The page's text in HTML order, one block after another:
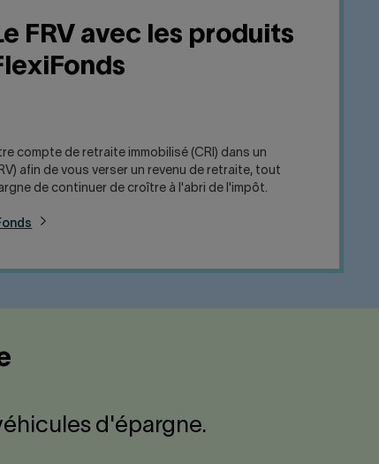
FRV avec les produits
compte de retraite immobilisé (CRI) dans un
afin de vous verser un revenu de retraite, tout
de continuer de croître à l'abri de l'impôt.
d'épargne.